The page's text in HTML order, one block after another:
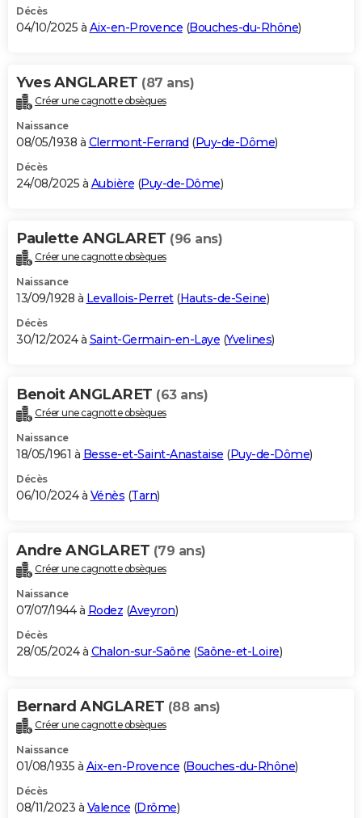
Décès
04/10/2025 à Aix-en-Provence (Bouches-du-Rhône)
Yves ANGLARET (87 ans)
Créer une cagnotte obsèques
Naissance
08/05/1938 à Clermont-Ferrand (Puy-de-Dôme)
Décès
24/08/2025 à Aubière (Puy-de-Dôme)
Paulette ANGLARET (96 ans)
Créer une cagnotte obsèques
Naissance
13/09/1928 à Levallois-Perret(Hauts-de-Seine)
Décès
30/12/2024 à Saint-Germain-en-Laye (Yvelines)
Benoit ANGLARET (63 ans)
Créer une cagnotte obsèques
Naissance
18/05/1961 à Besse-et-Saint-Anastaise (Puy-de-Dôme)
Décès
06/10/2024 à Vénès (Tarn)
Andre ANGLARET (79 ans)
Créer une cagnotte obsèques
Naissance
07/07/1944 à Rodez (Aveyron)
Décès
28/05/2024 à Chalon-sur-Saône (Saône-et-Loire)
Bernard ANGLARET (88 ans)
Créer une cagnotte obsèques
Naissance
01/08/1935 à Aix-en-Provence (Bouches-du-Rhône)
Décès
08/11/2023 à Valence (Drôme)